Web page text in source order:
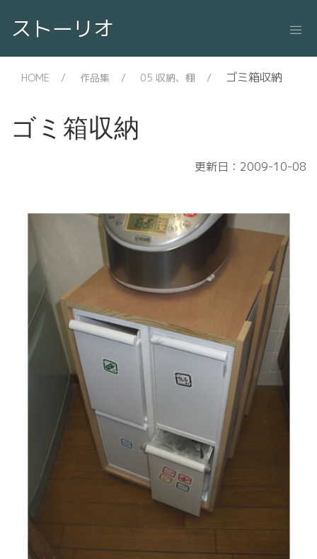
ストーリオ
HOME 作品集 05 収納、棚 ゴミ箱収納
ゴミ箱収納
更新日：2009-10-08